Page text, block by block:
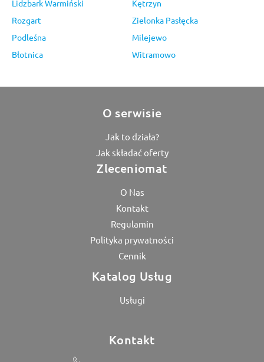
Lidzbark Warmiński
Kętrzyn
Rozgart
Zielonka Pasłęcka
Podleśna
Milejewo
Błotnica
Witramowo
O serwisie
Jak to działa?
Jak składać oferty
Zleceniomat
O Nas
Kontakt
Regulamin
Polityka prywatności
Cennik
Katalog Usług
Usługi
Kontakt